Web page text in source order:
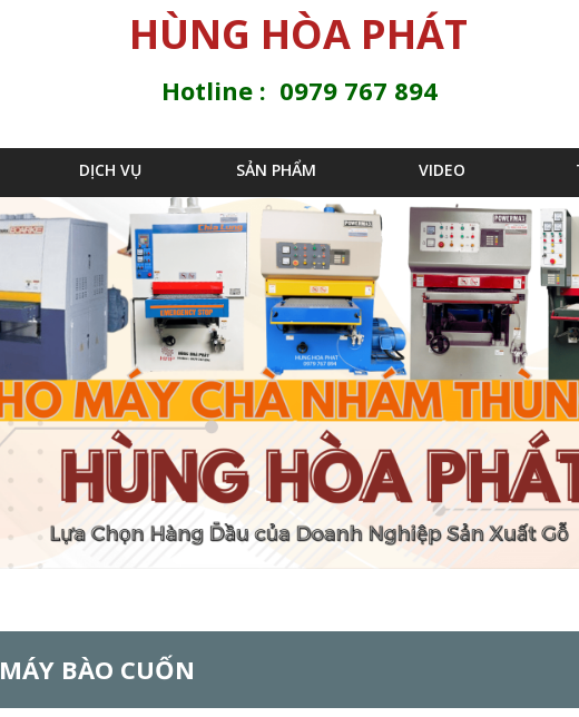
Jump to navigation
HÙNG HÒA PHÁT
Hotline : 0979 767 894
DỊCH VỤ SẢN PHẨM VIDEO
MÁY BÀO CUỐN